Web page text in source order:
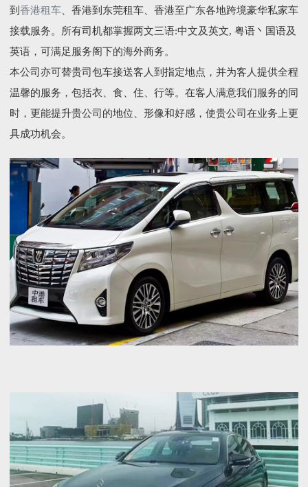
到 香港租车、香港到东莞租车、香港至广东各地跨境豪华私家车
接载服务。所有司机都掌握两文三语:中文及英文, 粤语丶国语及
英语，可满足服务阁下的海外商务。
本公司亦可替贵司包车接送客人到指定地点，并为客人提供全程
温馨的服务，包括衣、食、住、行等。在客人满意我们服务的同
时，更能提升贵公司的地位、形像和好感，使贵公司在业务上更
具成功机会。